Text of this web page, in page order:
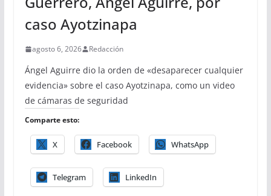
caso Ayotzinapa
agosto 6, 2026 Redacción
Ángel Aguirre dio la orden de «desaparecer cualquier
evidencia» sobre el caso Ayotzinapa, como un video
de cámaras de seguridad
Comparte esto:
X Facebook WhatsApp
Telegram LinkedIn